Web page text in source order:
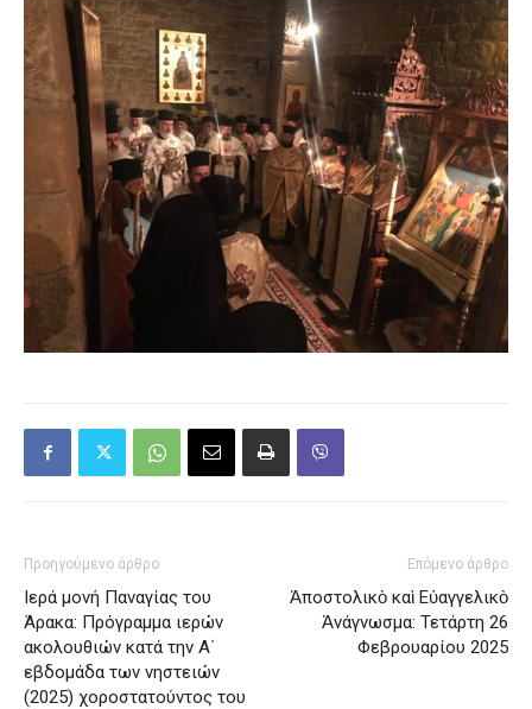
Προηγούμενο άρθρο
Ιερά μονή Παναγίας του
Άρακα: Πρόγραμμα ιερών
ακολουθιών κατά την Α΄
εβδομάδα των νηστειών
(2025) χοροστατούντος του
Επόμενο άρθρο
Ἀποστολικὸ καὶ Εὐαγγελικὸ
Ἀνάγνωσμα: Τετάρτη 26
Φεβρουαρίου 2025